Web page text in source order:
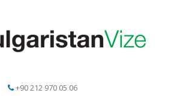
+90 212 970 05 06